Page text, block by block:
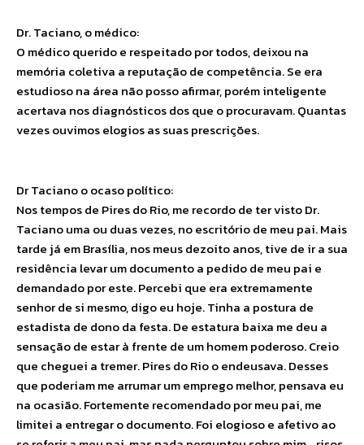
Dr. Taciano, o médico:
O médico querido e respeitado por todos, deixou na
memória coletiva a reputação de competência. Se era
estudioso na área não posso afirmar, porém inteligente
acertava nos diagnósticos dos que o procuravam. Quantas
vezes ouvimos elogios as suas prescrições.
Dr Taciano o ocaso político:
Nos tempos de Pires do Rio, me recordo de ter visto Dr.
Taciano uma ou duas vezes, no escritório de meu pai. Mais
tarde já em Brasília, nos meus dezoito anos, tive de ir a sua
residência levar um documento a pedido de meu pai e
demandado por este. Percebi que era extremamente
senhor de si mesmo, digo eu hoje. Tinha a postura de
estadista de dono da festa. De estatura baixa me deu a
sensação de estar à frente de um homem poderoso. Creio
que cheguei a tremer. Pires do Rio o endeusava. Desses
que poderiam me arrumar um emprego melhor, pensava eu
na ocasião. Fortemente recomendado por meu pai, me
limitei a entregar o documento. Foi elogioso e afetivo ao